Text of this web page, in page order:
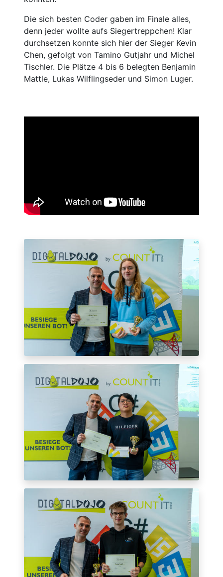
Die sich besten Coder gaben im Finale alles,
denn jeder wollte aufs Siegertreppchen! Klar
durchsetzen konnte sich hier der Sieger Kevin
Chen, gefolgt von Tamino Gutjahr und Michel
Tischler. Die Plätze 4 bis 6 belegten Benjamin
Mattle, Lukas Wilflingseder und Simon Luger.